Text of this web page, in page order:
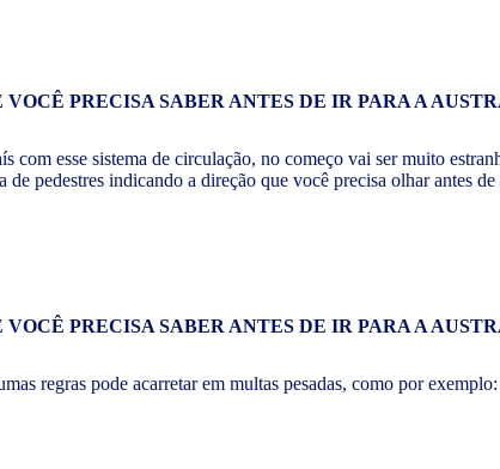
esse sistema de circulação, no começo vai ser muito
pedestres indicando a direção que você precisa olhar antes de
regras pode acarretar em multas pesadas, como por exemplo: